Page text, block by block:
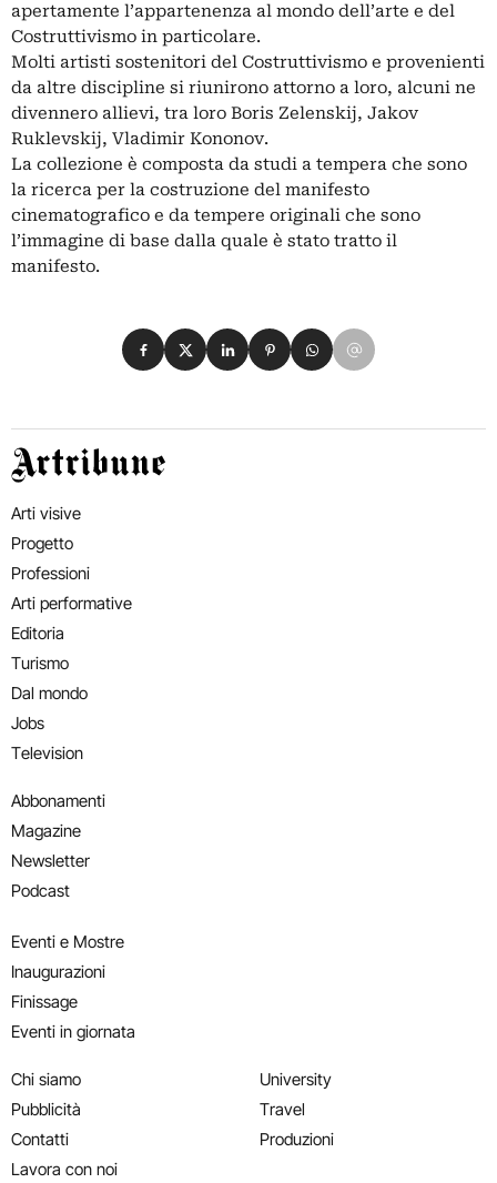
apertamente l’appartenenza al mondo dell’arte e del
Costruttivismo in particolare.
Molti artisti sostenitori del Costruttivismo e provenienti
da altre discipline si riunirono attorno a loro, alcuni ne
divennero allievi, tra loro Boris Zelenskij, Jakov
Ruklevskij, Vladimir Kononov.
La collezione è composta da studi a tempera che sono
la ricerca per la costruzione del manifesto
cinematografico e da tempere originali che sono
l’immagine di base dalla quale è stato tratto il
manifesto.
Condividi su Facebook
Condividi su X
Condividi su LinkedIn
Condividi su Pinterest
Condividi su WhatsApp
Condividi su Email
Artribune
Arti visive
Progetto
Professioni
Arti performative
Editoria
Turismo
Dal mondo
Jobs
Television
Abbonamenti
Magazine
Newsletter
Podcast
Eventi e Mostre
Inaugurazioni
Finissage
Eventi in giornata
Chi siamo
Pubblicità
Contatti
Lavora con noi
University
Travel
Produzioni